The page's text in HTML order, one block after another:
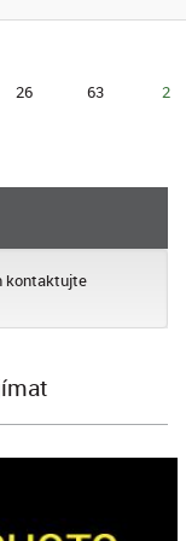
26 63 2
kontaktujte